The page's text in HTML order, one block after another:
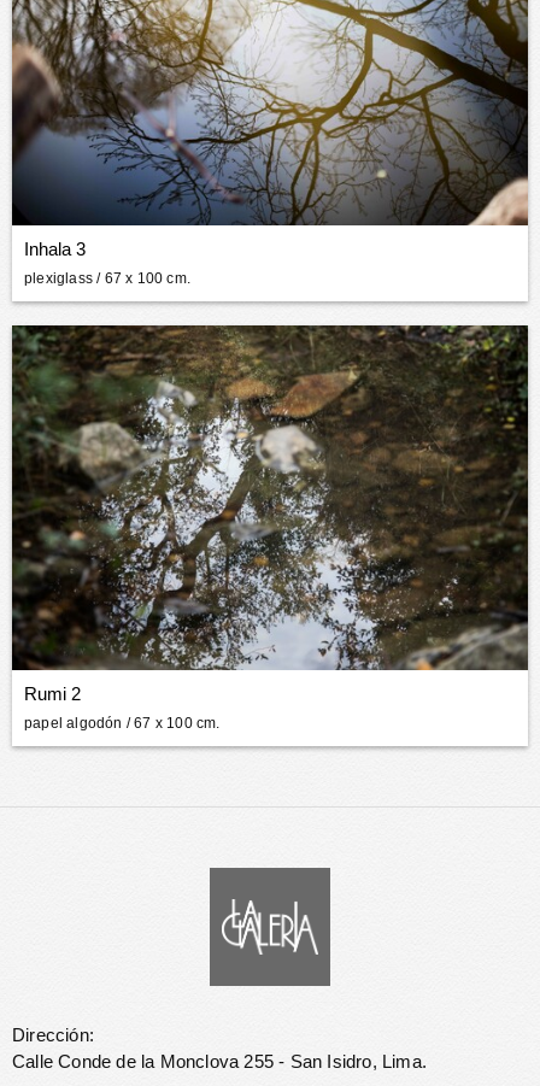
Inhala 3
plexiglass / 67 x 100 cm.
Rumi 2
papel algodón / 67 x 100 cm.
Dirección:
Calle Conde de la Monclova 255 - San Isidro, Lima.